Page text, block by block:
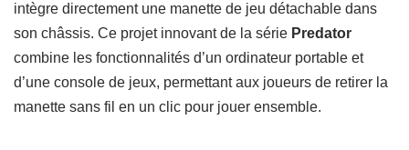
intègre directement une manette de jeu détachable dans
son châssis. Ce projet innovant de la série Predator
combine les fonctionnalités d’un ordinateur portable et
d’une console de jeux, permettant aux joueurs de retirer la
manette sans fil en un clic pour jouer ensemble.